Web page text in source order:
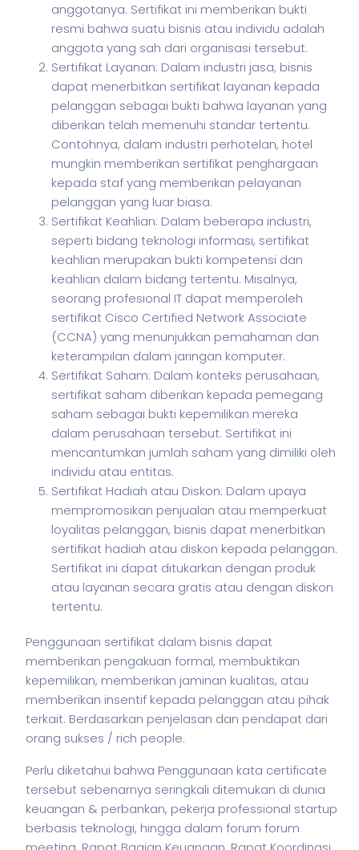
anggotanya. Sertifikat ini memberikan bukti
resmi bahwa suatu bisnis atau individu adalah
anggota yang sah dari organisasi tersebut.
Sertifikat Layanan: Dalam industri jasa, bisnis
dapat menerbitkan sertifikat layanan kepada
pelanggan sebagai bukti bahwa layanan yang
diberikan telah memenuhi standar tertentu.
Contohnya, dalam industri perhotelan, hotel
mungkin memberikan sertifikat penghargaan
kepada staf yang memberikan pelayanan
pelanggan yang luar biasa.
Sertifikat Keahlian: Dalam beberapa industri,
seperti bidang teknologi informasi, sertifikat
keahlian merupakan bukti kompetensi dan
keahlian dalam bidang tertentu. Misalnya,
seorang profesional IT dapat memperoleh
sertifikat Cisco Certified Network Associate
(CCNA) yang menunjukkan pemahaman dan
keterampilan dalam jaringan komputer.
Sertifikat Saham: Dalam konteks perusahaan,
sertifikat saham diberikan kepada pemegang
saham sebagai bukti kepemilikan mereka
dalam perusahaan tersebut. Sertifikat ini
mencantumkan jumlah saham yang dimiliki oleh
individu atau entitas.
Sertifikat Hadiah atau Diskon: Dalam upaya
mempromosikan penjualan atau memperkuat
loyalitas pelanggan, bisnis dapat menerbitkan
sertifikat hadiah atau diskon kepada pelanggan.
Sertifikat ini dapat ditukarkan dengan produk
atau layanan secara gratis atau dengan diskon
tertentu.
Penggunaan sertifikat dalam bisnis dapat
memberikan pengakuan formal, membuktikan
kepemilikan, memberikan jaminan kualitas, atau
memberikan insentif kepada pelanggan atau pihak
terkait. Berdasarkan penjelasan dan pendapat dari
orang sukses / rich people.
Perlu diketahui bahwa Penggunaan kata certificate
tersebut sebenarnya seringkali ditemukan di dunia
keuangan & perbankan, pekerja professional startup
berbasis teknologi, hingga dalam forum forum